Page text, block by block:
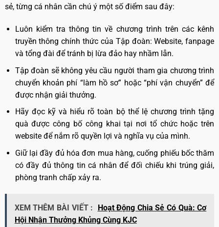
sẻ, từng cá nhân cần chú ý một số điểm sau đây:
Luôn kiểm tra thông tin về chương trình trên các kênh
truyền thông chính thức của Tập đoàn: Website, fanpage
và tổng đài để tránh bị lừa đảo hay nhầm lẫn.
Tập đoàn sẽ không yêu cầu người tham gia chương trình
chuyển khoản phí “làm hồ sơ” hoặc “phí vận chuyển” để
được nhận giải thưởng.
Hãy đọc kỹ và hiểu rõ toàn bộ thể lệ chương trình tặng
quà được công bố công khai tại nơi tổ chức hoặc trên
website để nắm rõ quyền lợi và nghĩa vụ của mình.
Giữ lại đầy đủ hóa đơn mua hàng, cuống phiếu bốc thăm
có đầy đủ thông tin cá nhân để đối chiếu khi trúng giải,
phòng tranh chấp xảy ra.
XEM THÊM BÀI VIẾT :
Hoạt Động Chia Sẻ Có Quà: Cơ
Hội Nhận Thưởng Khủng Cùng KJC